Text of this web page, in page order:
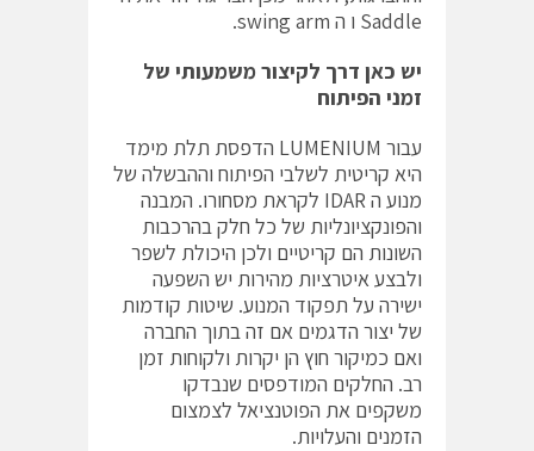
Saddle ו ה swing arm.
יש כאן דרך לקיצור משמעותי של
זמני הפיתוח
עבור LUMENIUM הדפסת תלת מימד
היא קריטית לשלבי הפיתוח וההבשלה של
מנוע ה IDAR לקראת מסחורו. המבנה
והפונקציונליות של כל חלק בהרכבות
השונות הם קריטיים ולכן היכולת לשפר
ולבצע איטרציות מהירות יש השפעה
ישירה על תפקוד המנוע. שיטות קודמות
של יצור הדגמים אם זה בתוך החברה
ואם כמיקור חוץ הן יקרות ולקוחות זמן
רב. החלקים המודפסים שנבדקו
משקפים את הפוטנציאל לצמצום
הזמנים והעלויות.